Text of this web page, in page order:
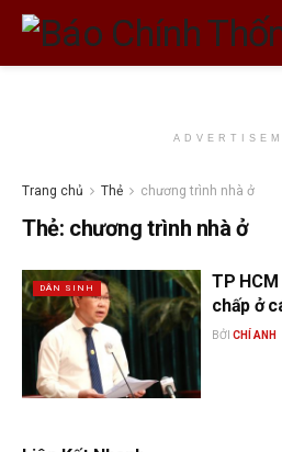
Trang chủ Thẻ chương trình nhà ở
Thẻ: chương trình nhà ở
DÂN SINH
TP
chấp ở
BỞI CHÍ ANH